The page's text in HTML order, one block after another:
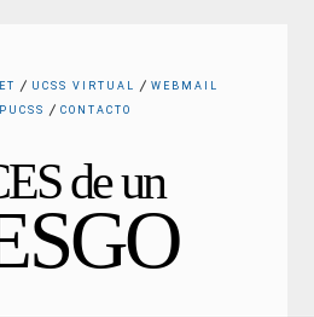
UCSS VIRTUAL
WEBMAIL
CONTACTO
de un